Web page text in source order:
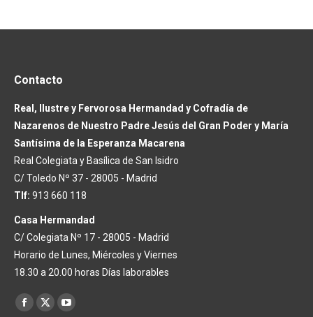
Contacto
Real, Ilustre y Fervorosa Hermandad y Cofradía de
Nazarenos de Nuestro Padre Jesús del Gran Poder y María
Santísima de la Esperanza Macarena
Real Colegiata y Basílica de San Isidro
C/ Toledo Nº 37 - 28005 - Madrid
Tlf: 913 660 118
Casa Hermandad
C/ Colegiata Nº 17 - 28005 - Madrid
Horario de Lunes, Miércoles y Viernes
18.30 a 20.00 horas Días laborables
Encuéntranos en:
Facebook
X
YouTube